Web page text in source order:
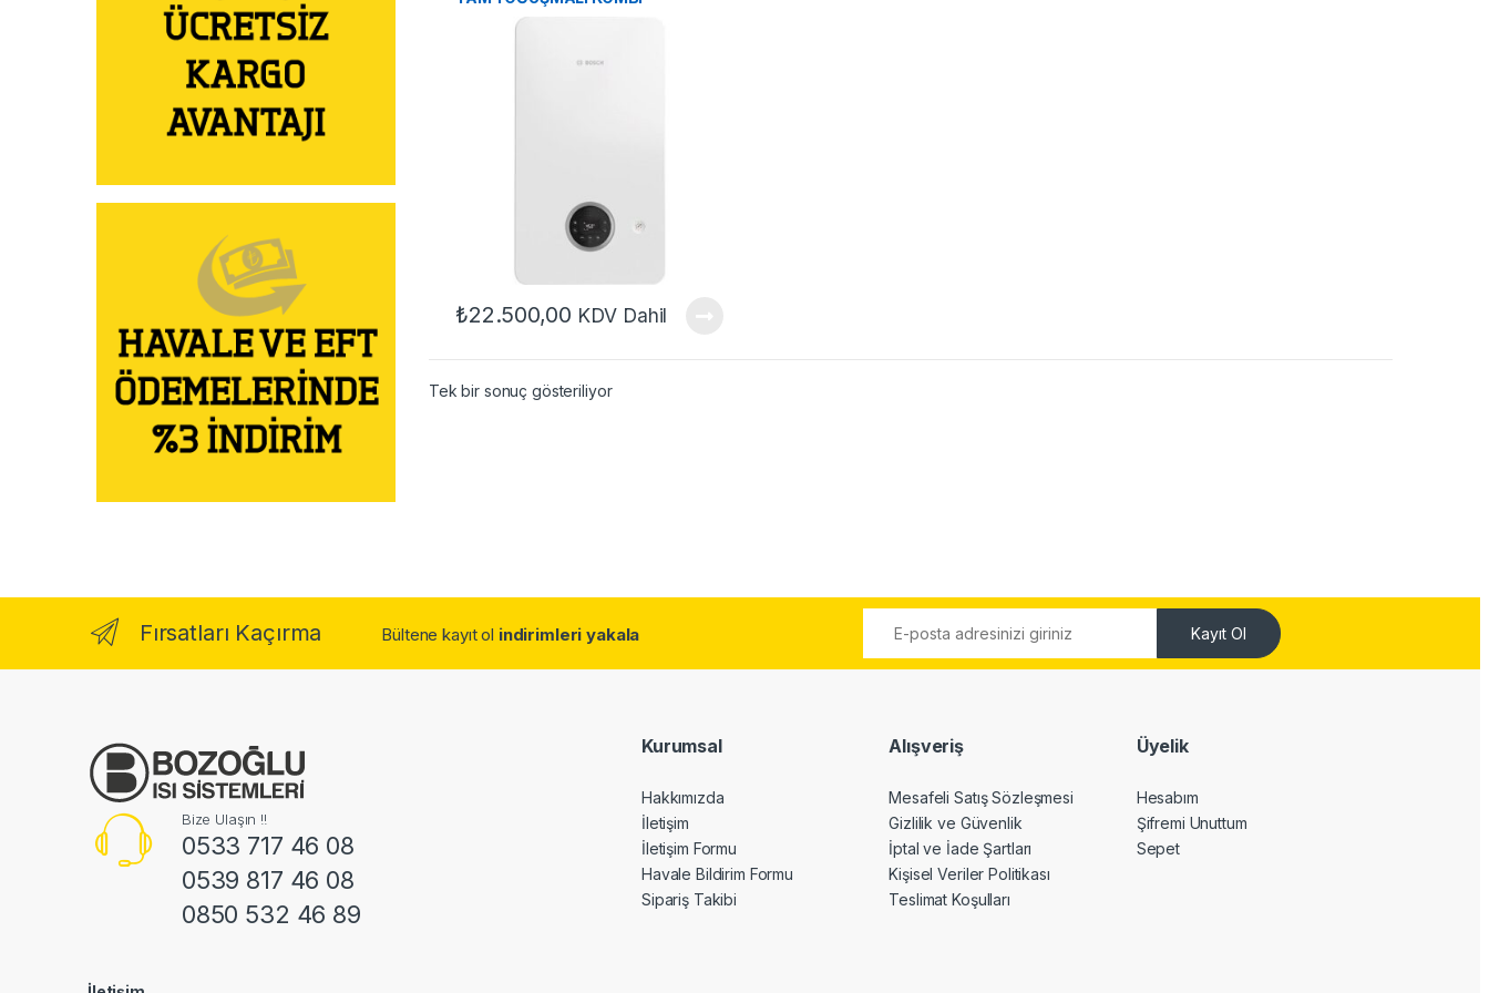
₺22.500,00 KDV Dahil
Tek bir sonuç gösteriliyor
Fırsatları Kaçırma Bültene kayıt ol indirimleri yakala Kayıt Ol
Bize Ulaşın !!
0533 717 46 08
0539 817 46 08
0850 532 46 89
Kurumsal
Hakkımızda
İletişim
İletişim Formu
Havale Bildirim Formu
Sipariş Takibi
Alışveriş
Mesafeli Satış Sözleşmesi
Gizlilik ve Güvenlik
İptal ve İade Şartları
Kişisel Veriler Politikası
Teslimat Koşulları
Üyelik
Hesabım
Şifremi Unuttum
Sepet